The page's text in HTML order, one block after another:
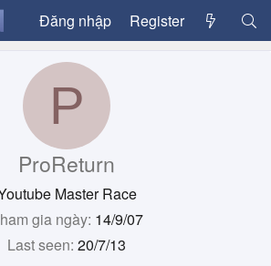
Đăng nhập Register
P
ProReturn
Master Race
gia ngày 14/9/07
Last seen 20/7/13